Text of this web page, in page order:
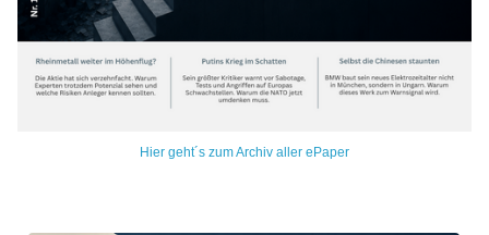
Hier geht´s zum Archiv aller ePaper